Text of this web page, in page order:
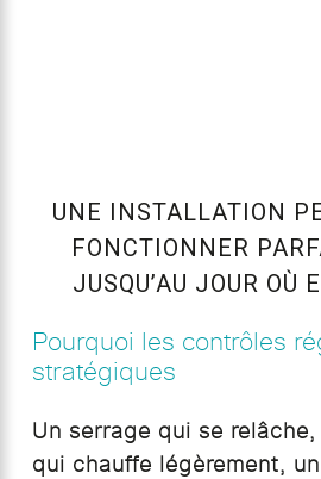
UNE INSTALLATION
FONCTIONNER
JUSQU’AU JOUR OÙ
Pourquoi les contrôles
stratégiques
Un serrage qui se
qui chauffe légèrement,